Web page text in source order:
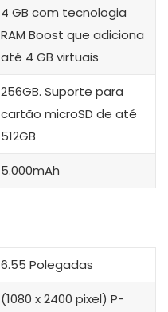
4 GB com tecnologia
RAM Boost que adiciona
até 4 GB virtuais
256GB. Suporte para
cartão microSD de até
512GB
5.000mAh
6.55 Polegadas
(1080 x 2400 pixel) P-